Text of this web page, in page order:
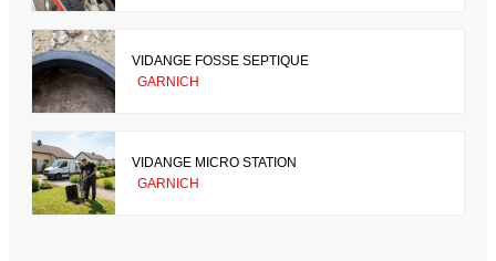
VIDANGE FOSSE SEPTIQUE
GARNICH
VIDANGE MICRO STATION
GARNICH